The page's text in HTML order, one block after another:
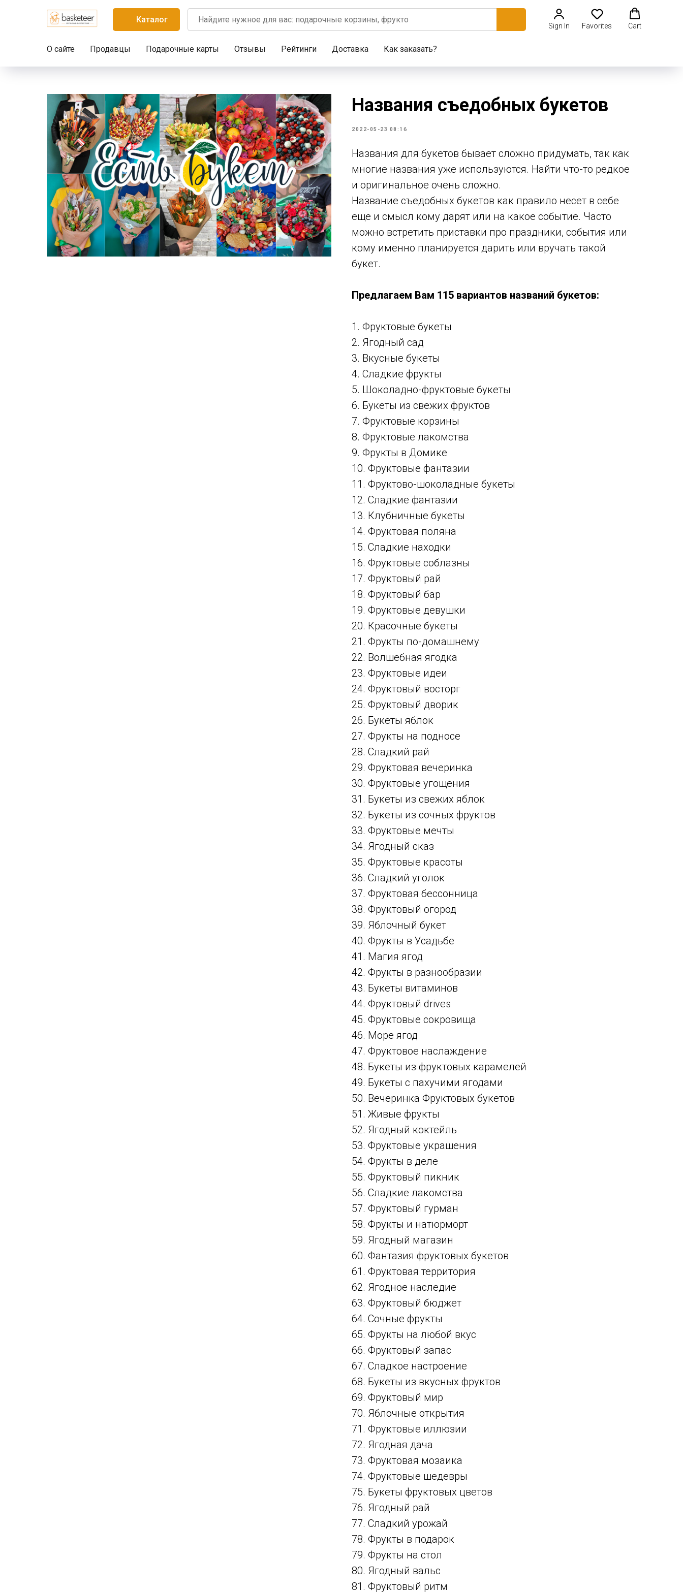
Каталог
Sign In Favorites Cart
О сайте Продавцы Подарочные карты Отзывы Рейтинги Доставка Как заказать?
Названия съедобных букетов
2022-05-23 08:16
Названия для букетов бывает сложно придумать, так как
многие названия уже используются. Найти что-то редкое
и оригинальное очень сложно.
Название съедобных букетов как правило несет в себе
еще и смысл кому дарят или на какое событие. Часто
можно встретить приставки про праздники, события или
кому именно планируется дарить или вручать такой
букет.
Предлагаем Вам 115 вариантов названий букетов:
1. Фруктовые букеты
2. Ягодный сад
3. Вкусные букеты
4. Сладкие фрукты
5. Шоколадно-фруктовые букеты
6. Букеты из свежих фруктов
7. Фруктовые корзины
8. Фруктовые лакомства
9. Фрукты в Домике
10. Фруктовые фантазии
11. Фруктово-шоколадные букеты
12. Сладкие фантазии
13. Клубничные букеты
14. Фруктовая поляна
15. Сладкие находки
16. Фруктовые соблазны
17. Фруктовый рай
18. Фруктовый бар
19. Фруктовые девушки
20. Красочные букеты
21. Фрукты по-домашнему
22. Волшебная ягодка
23. Фруктовые идеи
24. Фруктовый восторг
25. Фруктовый дворик
26. Букеты яблок
27. Фрукты на подносе
28. Сладкий рай
29. Фруктовая вечеринка
30. Фруктовые угощения
31. Букеты из свежих яблок
32. Букеты из сочных фруктов
33. Фруктовые мечты
34. Ягодный сказ
35. Фруктовые красоты
36. Сладкий уголок
37. Фруктовая бессонница
38. Фруктовый огород
39. Яблочный букет
40. Фрукты в Усадьбе
41. Магия ягод
42. Фрукты в разнообразии
43. Букеты витаминов
44. Фруктовый drives
45. Фруктовые сокровища
46. Море ягод
47. Фруктовое наслаждение
48. Букеты из фруктовых карамелей
49. Букеты с пахучими ягодами
50. Вечеринка Фруктовых букетов
51. Живые фрукты
52. Ягодный коктейль
53. Фруктовые украшения
54. Фрукты в деле
55. Фруктовый пикник
56. Сладкие лакомства
57. Фруктовый гурман
58. Фрукты и натюрморт
59. Ягодный магазин
60. Фантазия фруктовых букетов
61. Фруктовая территория
62. Ягодное наследие
63. Фруктовый бюджет
64. Сочные фрукты
65. Фрукты на любой вкус
66. Фруктовый запас
67. Сладкое настроение
68. Букеты из вкусных фруктов
69. Фруктовый мир
70. Яблочные открытия
71. Фруктовые иллюзии
72. Ягодная дача
73. Фруктовая мозаика
74. Фруктовые шедевры
75. Букеты фруктовых цветов
76. Ягодный рай
77. Сладкий урожай
78. Фрукты в подарок
79. Фрукты на стол
80. Ягодный вальс
81. Фруктовый ритм